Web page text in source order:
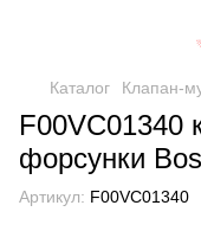
Каталог Клапан-
F00VC01340
форсунки
Артикул: F00VC01340